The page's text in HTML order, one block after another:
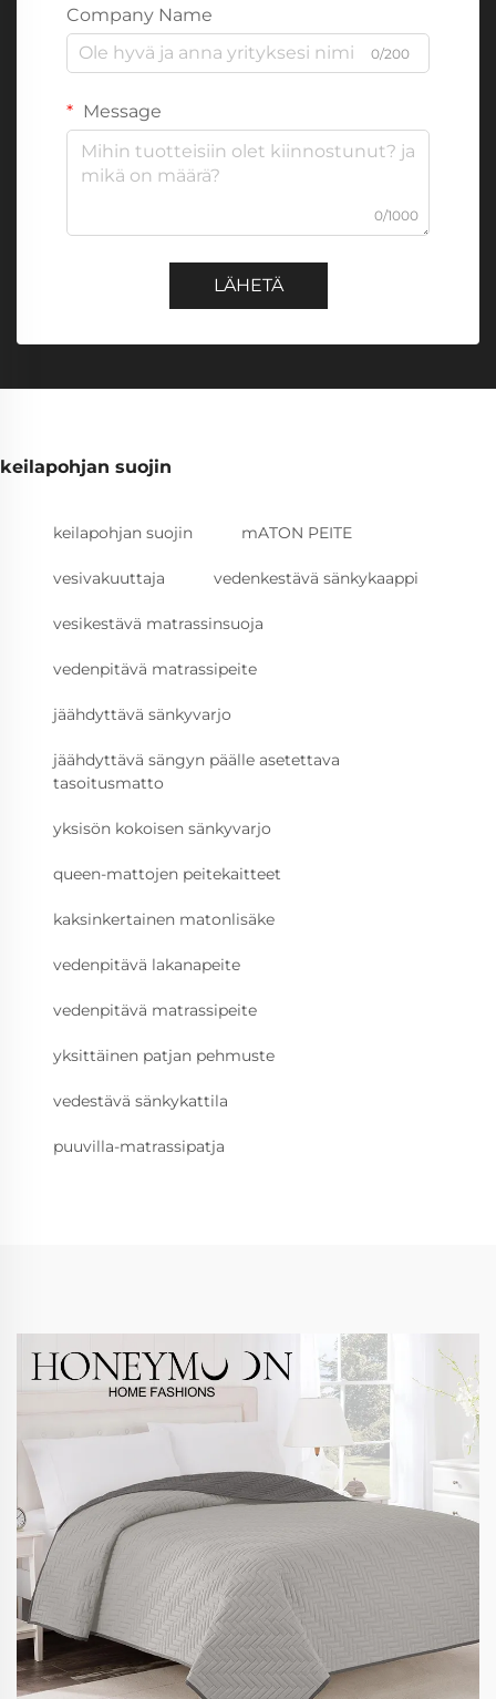
Company Name
0/200
Message
0/1000
LÄHETÄ
keilapohjan suojin
keilapohjan suojin mATON PEITE
vesivakuuttaja vedenkestävä sänkykaappi
vesikestävä matrassinsuoja
vedenpitävä matrassipeite
jäähdyttävä sänkyvarjo
jäähdyttävä sängyn päälle asetettava
tasoitusmatto
yksisön kokoisen sänkyvarjo
queen-mattojen peitekaitteet
kaksinkertainen matonlisäke
vedenpitävä lakanapeite
vedenpitävä matrassipeite
yksittäinen patjan pehmuste
vedestävä sänkykattila
puuvilla-matrassipatja